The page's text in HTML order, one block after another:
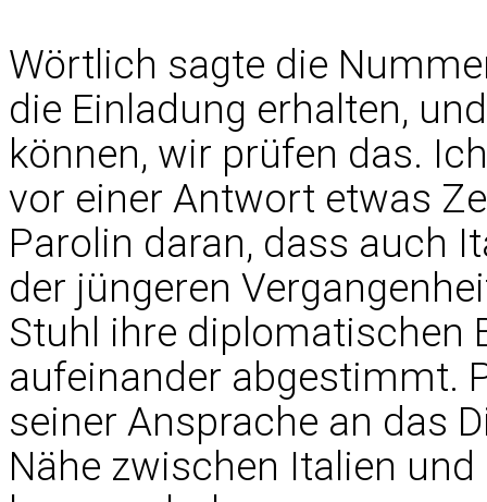
Wörtlich sagte die
die Einladung erhalten,
können, wir prüfen das.
vor einer Antwort etwas
Parolin daran, dass auch
der jüngeren
Stuhl ihre diplomatischen
aufeinander abgestimmt.
seiner Ansprache an das
Nähe zwischen Italien